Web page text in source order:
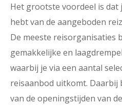
Het grootste voordeel is dat
hebt van de aangeboden
De meeste reisorganisaties
gemakkelijke en
waarbij je via een aantal
reisaanbod uitkomt. Daarbij
van de openingstijden van